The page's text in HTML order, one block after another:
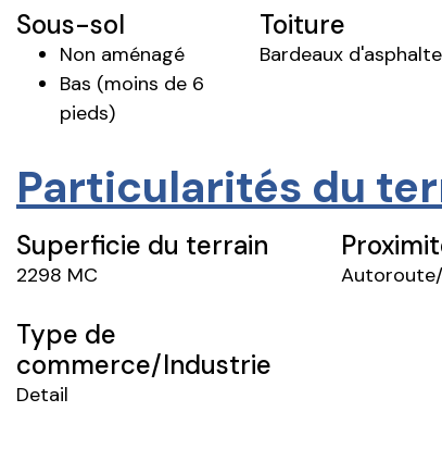
Sous-sol
Non aménagé
Bas (moins de 6
pieds)
Toiture
Bardeaux d'asphalte
Particularités du
Superficie du terrain
2298 MC
Type de
commerce/Industrie
Detail